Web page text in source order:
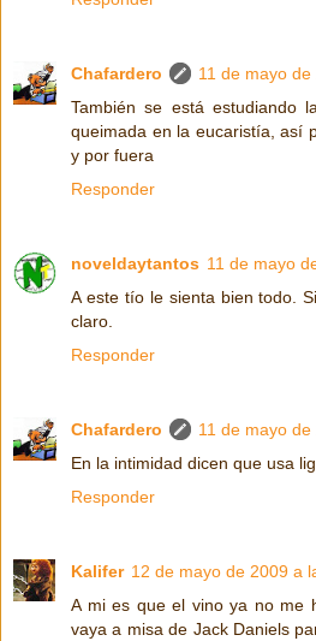
Chafardero
11 de mayo
También se está estudiando
queimada en la eucaristía, así
y por fuera
Responder
noveldaytantos 11 de mayo
A este tío le sienta bien todo.
claro.
Responder
Chafardero
11 de mayo
En la intimidad dicen que usa
Responder
Kalifer 12 de mayo de 2009 a
A mi es que el vino ya no me
vaya a misa de Jack Daniels